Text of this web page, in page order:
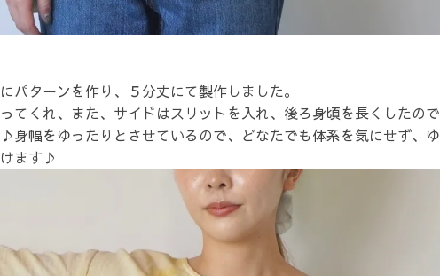
パターンを作り、５分丈にて製作しました。
てくれ、また、サイドはスリットを入れ、後ろ身頃を長くしたので
身幅をゆったりとさせているので、どなたでも体系を気にせず、ゆ
ます♪